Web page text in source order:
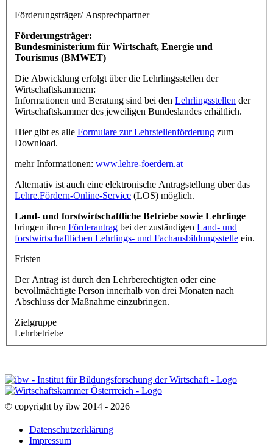
Förderungsträger/ Ansprechpartner
Förderungsträger:
Bundesministerium für Wirtschaft, Energie und
Tourismus (BMWET)
Die Abwicklung erfolgt über die Lehrlingsstellen der
Wirtschaftskammern:
Informationen und Beratung sind bei den Lehrlingsstellen der
Wirtschaftskammer des jeweiligen Bundeslandes erhältlich.
Hier gibt es alle Formulare zur Lehrstellenförderung zum
Download.
mehr Informationen: www.lehre-foerdern.at
Alternativ ist auch eine elektronische Antragstellung über das
Lehre.Fördern-Online-Service (LOS) möglich.
Land- und forstwirtschaftliche Betriebe sowie Lehrlinge
bringen ihren Förderantrag bei der zuständigen Land- und
forstwirtschaftlichen Lehrlings- und Fachausbildungsstelle ein.
Fristen
Der Antrag ist durch den Lehrberechtigten oder eine
bevollmächtigte Person innerhalb von drei Monaten nach
Abschluss der Maßnahme einzubringen.
Zielgruppe
Lehrbetriebe
© copyright by ibw 2014 - 2026
Datenschutzerklärung
Impressum